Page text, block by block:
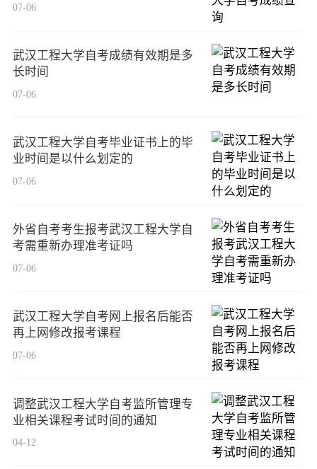
07-06
武汉工程大学自考成绩有效期是多
长时间
07-06
武汉工程大学自考毕业证书上的毕
业时间是以什么划定的
07-06
外省自考考生报考武汉工程大学自
考需重新办理准考证吗
07-06
武汉工程大学自考网上报名后能否
再上网修改报考课程
07-06
调整武汉工程大学自考监所管理专
业相关课程考试时间的通知
04-12